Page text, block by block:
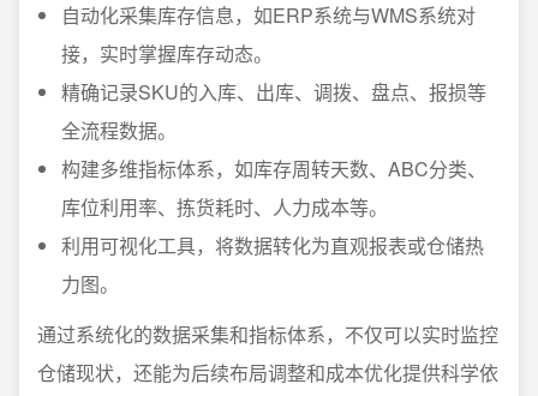
自动化采集库存信息，如ERP系统与WMS系统对
接，实时掌握库存动态。
精确记录SKU的入库、出库、调拨、盘点、报损等
全流程数据。
构建多维指标体系，如库存周转天数、ABC分类、
库位利用率、拣货耗时、人力成本等。
利用可视化工具，将数据转化为直观报表或仓储热
力图。
通过系统化的数据采集和指标体系，不仅可以实时监控
仓储现状，还能为后续布局调整和成本优化提供科学依